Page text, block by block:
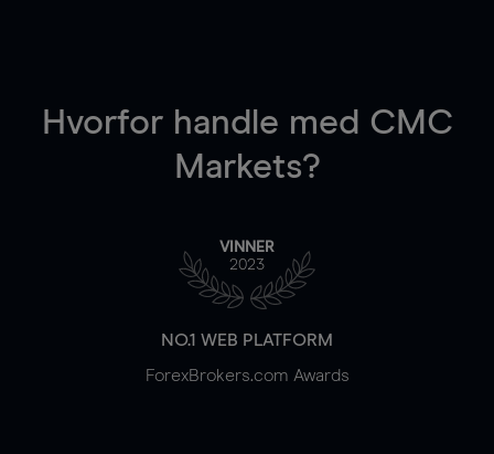
Hvorfor handle med CMC
Markets?
VINNER
2023
NO.1 WEB PLATFORM
ForexBrokers.com Awards